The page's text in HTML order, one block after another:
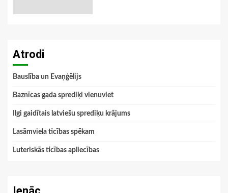
Atrodi
Bauslība un Evaņģēlijs
Baznīcas gada sprediķi vienuviet
Ilgi gaidītais latviešu sprediķu krājums
Lasāmviela ticības spēkam
Luteriskās ticības apliecības